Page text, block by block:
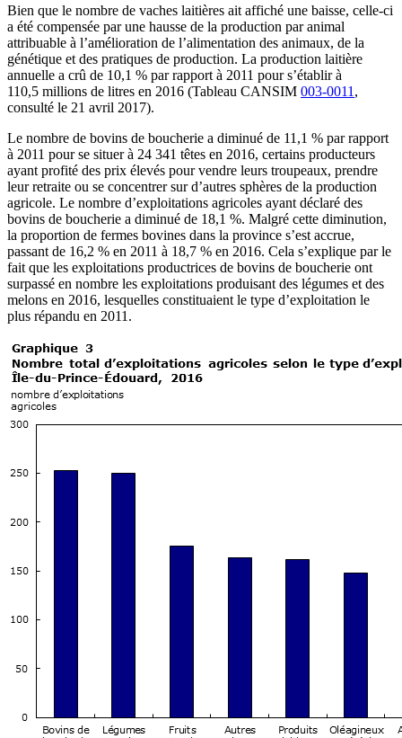
Bien que le nombre de vaches laitières ait affiché une baisse, celle-ci
a été compensée par une hausse de la production par animal
attribuable à l’amélioration de l’alimentation des animaux, de la
génétique et des pratiques de production. La production laitière
annuelle a crû de 10,1 % par rapport à 2011 pour s’établir à
110,5 millions de litres en 2016 (Tableau CANSIM 003-0011 ,
consulté le 21 avril 2017).
Le nombre de bovins de boucherie a diminué de 11,1 % par rapport
à 2011 pour se situer à 24 341 têtes en 2016, certains producteurs
ayant profité des prix élevés pour vendre leurs troupeaux, prendre
leur retraite ou se concentrer sur d’autres sphères de la production
agricole. Le nombre d’exploitations agricoles ayant déclaré des
bovins de boucherie a diminué de 18,1 %. Malgré cette diminution,
la proportion de fermes bovines dans la province s’est accrue,
passant de 16,2 % en 2011 à 18,7 % en 2016. Cela s’explique par le
fait que les exploitations productrices de bovins de boucherie ont
surpassé en nombre les exploitations produisant des légumes et des
melons en 2016, lesquelles constituaient le type d’exploitation le
plus répandu en 2011.